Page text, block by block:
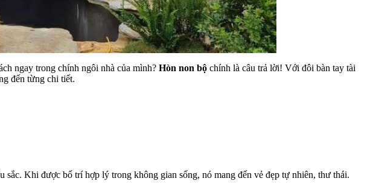
ngay trong chính ngôi nhà của mình? Hòn non bộ chính là câu trả lời! Với đôi bàn tay tài
đến từng chi tiết.
Khi được bố trí hợp lý trong không gian sống, nó mang đến vẻ đẹp tự nhiên, thư thái.